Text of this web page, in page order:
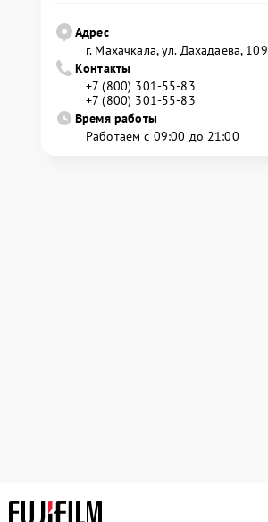
Адрес
г. Махачкала, ул. Дахадаева, 109
Контакты
+7 (800) 301-55-83
+7 (800) 301-55-83
Время работы
Работаем с 09:00 до 21:00